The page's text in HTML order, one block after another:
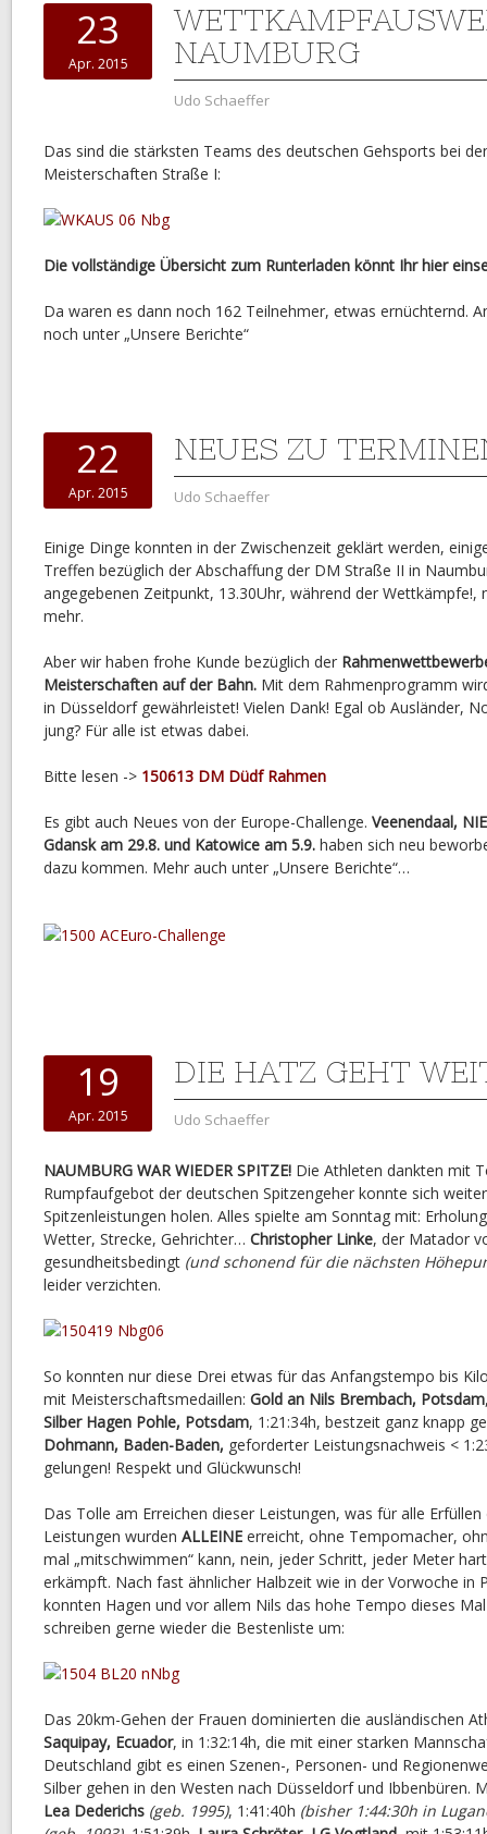
23
Apr. 2015
NAUMBURG
Udo Schaeffer
Das sind die stärksten Teams des deutschen Gehsports bei
Meisterschaften Straße I:
Die vollständige Übersicht zum Runterladen könnt Ihr hier
Da waren es dann noch 162 Teilnehmer, etwas ernüchternd.
noch unter „Unsere Berichte“
22
Apr. 2015
NEUES ZU
Udo Schaeffer
Einige Dinge konnten in der Zwischenzeit geklärt werden,
Treffen bezüglich der Abschaffung der DM Straße II in
angegebenen Zeitpunkt, 13.30Uhr, während der Wettkämpfe!,
mehr.
Aber wir haben frohe Kunde bezüglich der
Meisterschaften auf der Bahn. Mit dem Rahmenprogramm
in Düsseldorf gewährleistet! Vielen Dank! Egal ob Ausländer,
jung? Für alle ist etwas dabei.
Bitte lesen -> 150613 DM Düdf Rahmen
Es gibt auch Neues von der Europe-Challenge. Veenendaal,
Gdansk am 29.8. und Katowice am 5.9. haben sich neu
dazu kommen. Mehr auch unter „Unsere Berichte“…
19
Apr. 2015
DIE HATZ GEHT
Udo Schaeffer
NAUMBURG WAR WIEDER SPITZE! Die Athleten dankten mit
Rumpfaufgebot der deutschen Spitzengeher konnte sich
Spitzenleistungen holen. Alles spielte am Sonntag mit:
Wetter, Strecke, Gehrichter… Christopher Linke, der Matador
gesundheitsbedingt (und schonend für die nächsten
leider verzichten.
So konnten nur diese Drei etwas für das Anfangstempo bis
mit Meisterschaftsmedaillen: Gold an Nils Brembach, Potsdam
Silber Hagen Pohle, Potsdam, 1:21:34h, bestzeit ganz knapp
Dohmann, Baden-Baden, geforderter Leistungsnachweis <
gelungen! Respekt und Glückwunsch!
Das Tolle am Erreichen dieser Leistungen, was für alle
Leistungen wurden ALLEINE erreicht, ohne Tempomacher,
mal „mitschwimmen“ kann, nein, jeder Schritt, jeder Meter
erkämpft. Nach fast ähnlicher Halbzeit wie in der Vorwoche in
konnten Hagen und vor allem Nils das hohe Tempo dieses
schreiben gerne wieder die Bestenliste um:
Das 20km-Gehen der Frauen dominierten die ausländischen
Saquipay, Ecuador, in 1:32:14h, die mit einer starken
Deutschland gibt es einen Szenen-, Personen- und
Silber gehen in den Westen nach Düsseldorf und Ibbenbüren.
Lea Dederichs (geb. 1995), 1:41:40h (bisher 1:44:30h in